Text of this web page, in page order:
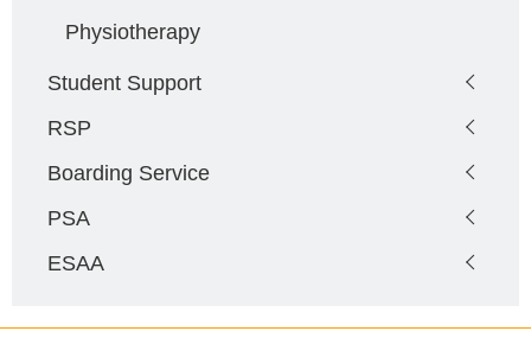
Physiotherapy
Student Support
RSP
Boarding Service
PSA
ESAA